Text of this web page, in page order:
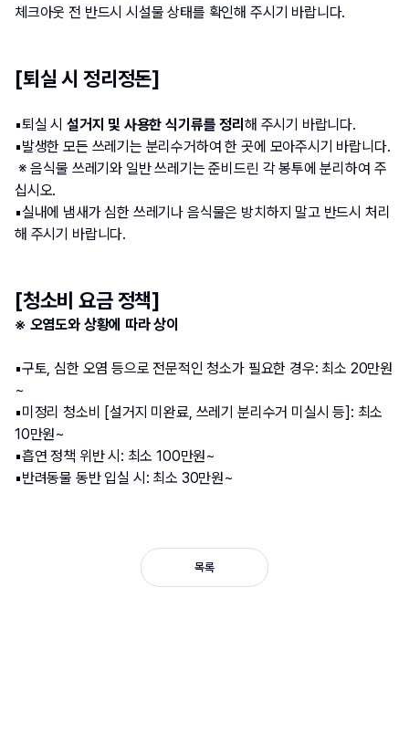
체크아웃 전 반드시 시설물 상태를 확인해 주시기 바랍니다.
[퇴실 시 정리정돈]
▪️퇴실 시 설거지 및 사용한 식기류를 정리 해 주시기 바랍니다.
▪️발생한 모든 쓰레기는 분리수거하여 한 곳에 모아주시기 바랍니다.
※ 음식물 쓰레기와 일반 쓰레기는 준비드린 각 봉투에 분리하여 주
십시오.
▪️실내에 냄새가 심한 쓰레기나 음식물은 방치하지 말고 반드시 처리
해 주시기 바랍니다.
[청소비 요금 정책]
※ 오염도와 상황에 따라 상이
▪️구토, 심한 오염 등으로 전문적인 청소가 필요한 경우: 최소 20만원
~
▪️미정리 청소비 [설거지 미완료, 쓰레기 분리수거 미실시 등]: 최소
10만원~
▪️흡연 정책 위반 시: 최소 100만원~
▪️반려동물 동반 입실 시: 최소 30만원~
목록